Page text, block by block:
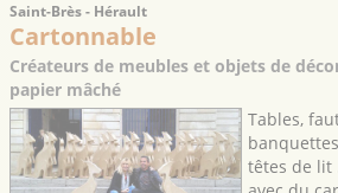
Saint-Brès - Hérault
Cartonnable
Créateurs de meubles et objets de
papier mâché
Tables,
têtes de